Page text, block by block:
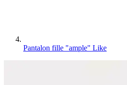
Pantalon fille "ample" Like